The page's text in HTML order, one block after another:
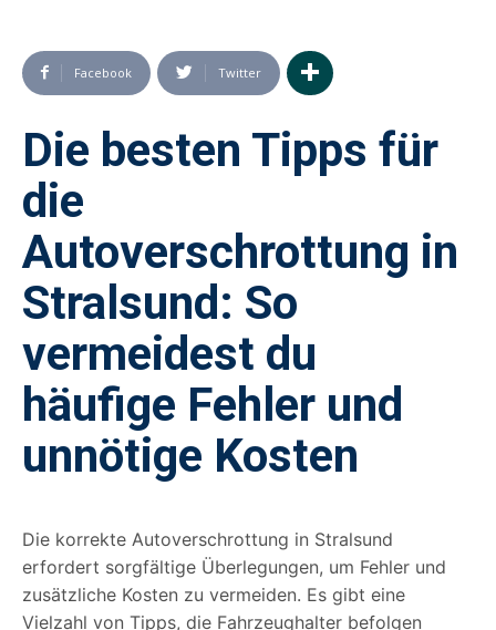
Facebook Twitter
Die besten Tipps für
die
Autoverschrottung in
Stralsund: So
vermeidest du
häufige Fehler und
unnötige Kosten
Die korrekte Autoverschrottung in Stralsund
erfordert sorgfältige Überlegungen, um Fehler und
zusätzliche Kosten zu vermeiden. Es gibt eine
Vielzahl von Tipps, die Fahrzeughalter befolgen